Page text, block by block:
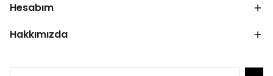
Hesabım
Hakkımızda